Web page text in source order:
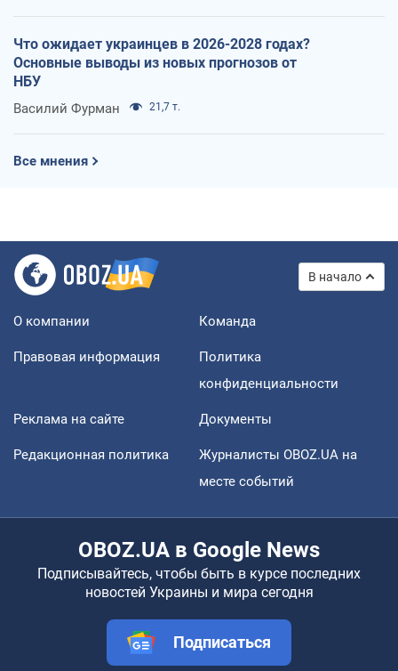
Что ожидает украинцев в 2026-2028 годах?
Основные выводы из новых прогнозов от
НБУ
Василий Фурман 21,7 т.
Все мнения
В начало
О компании Команда
Правовая информация
Политика
конфиденциальности
Реклама на сайте Документы
Редакционная политика
Журналисты OBOZ.UA на
месте событий
OBOZ.UA в Google News
Подписывайтесь, чтобы быть в курсе последних
новостей Украины и мира сегодня
Подписаться